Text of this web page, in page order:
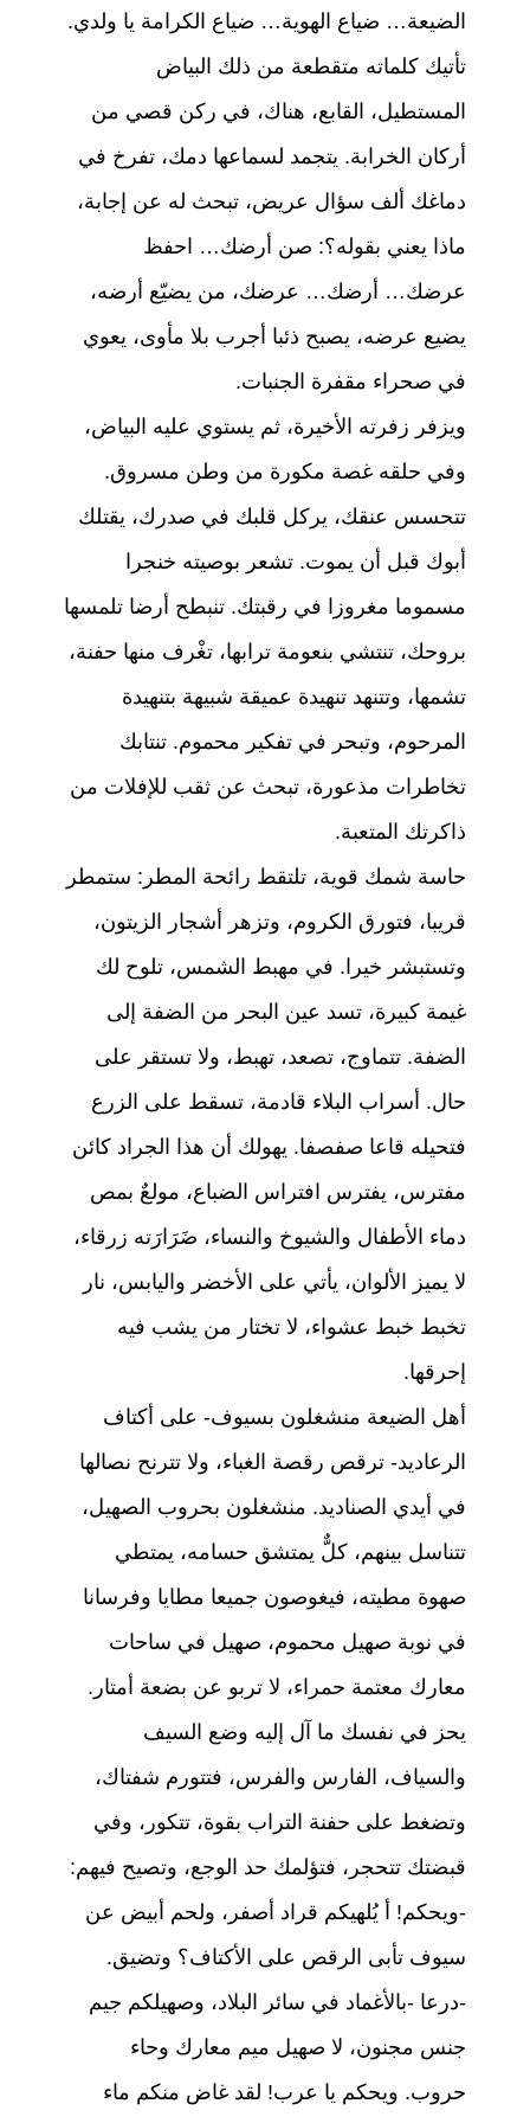
o
k
p
الضيعة… ضياع الهوية… ضياع الكرامة يا ولدي.
تأتيك كلماته متقطعة من ذلك البياض
المستطيل، القابع، هناك، في ركن قصي من
أركان الخرابة. يتجمد لسماعها دمك، تفرخ في
دماغك ألف سؤال عريض، تبحث له عن إجابة،
ماذا يعني بقوله؟: صن أرضك… احفظ
عرضك… أرضك… عرضك، من يضيّع أرضه،
يضيع عرضه، يصبح ذئبا أجرب بلا مأوى، يعوي
في صحراء مقفرة الجنبات.
ويزفر زفرته الأخيرة، ثم يستوي عليه البياض،
وفي حلقه غصة مكورة من وطن مسروق.
تتحسس عنقك، يركل قلبك في صدرك، يقتلك
أبوك قبل أن يموت. تشعر بوصيته خنجرا
مسموما مغروزا في رقبتك. تنبطح أرضا تلمسها
بروحك، تنتشي بنعومة ترابها، تغْرف منها حفنة،
تشمها، وتتنهد تنهيدة عميقة شبيهة بتنهيدة
المرحوم، وتبحر في تفكير محموم. تنتابك
تخاطرات مذعورة، تبحث عن ثقب للإفلات من
ذاكرتك المتعبة.
حاسة شمك قوية، تلتقط رائحة المطر: ستمطر
قريبا، فتورق الكروم، وتزهر أشجار الزيتون،
وتستبشر خيرا. في مهبط الشمس، تلوح لك
غيمة كبيرة، تسد عين البحر من الضفة إلى
الضفة. تتماوج، تصعد، تهبط، ولا تستقر على
حال. أسراب البلاء قادمة، تسقط على الزرع
فتحيله قاعا صفصفا. يهولك أن هذا الجراد كائن
مفترس، يفترس افتراس الضباع، مولعٌ بمص
دماء الأطفال والشيوخ والنساء، ضَرَارَته زرقاء،
لا يميز الألوان، يأتي على الأخضر واليابس، نار
تخبط خبط عشواء، لا تختار من يشب فيه
إحرقها.
أهل الضيعة منشغلون بسيوف- على أكتاف
الرعاديد- ترقص رقصة الغباء، ولا تترنح نصالها
في أيدي الصناديد. منشغلون بحروب الصهيل،
تتناسل بينهم، كلٌّ يمتشق حسامه، يمتطي
صهوة مطيته، فيغوصون جميعا مطايا وفرسانا
في نوبة صهيل محموم، صهيل في ساحات
معارك معتمة حمراء، لا تربو عن بضعة أمتار.
يحز في نفسك ما آل إليه وضع السيف
والسياف، الفارس والفرس، فتتورم شفتاك،
وتضغط على حفنة التراب بقوة، تتكور، وفي
قبضتك تتحجر، فتؤلمك حد الوجع، وتصيح فيهم:
-ويحكم! أ يُلهيكم قراد أصفر، ولحم أبيض عن
سيوف تأبى الرقص على الأكتاف؟ وتضيق.
-درعا -بالأغماد في سائر البلاد، وصهيلكم جيم
جنس مجنون، لا صهيل ميم معارك وحاء
حروب. ويحكم يا عرب! لقد غاض منكم ماء